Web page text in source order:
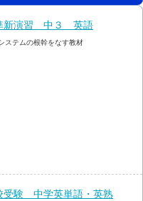
新演習 中３ 英語
ステムの根幹をなす教材
受験 中学英単語・英熟